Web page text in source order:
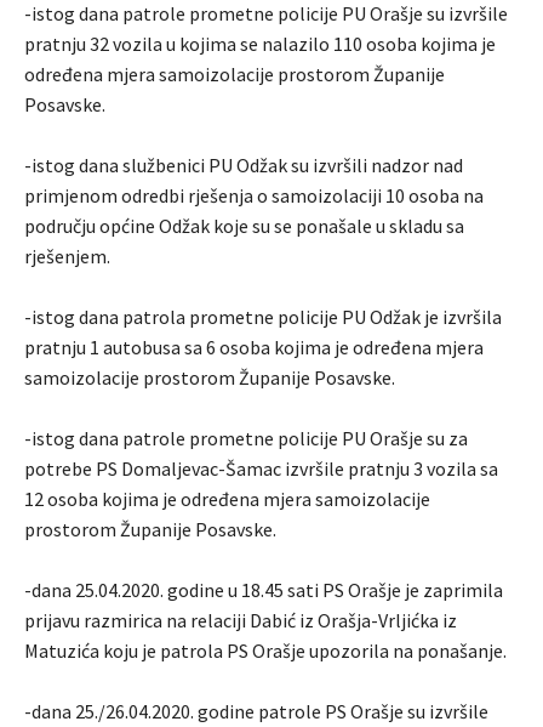
-istog dana patrole prometne policije PU Orašje su izvršile
pratnju 32 vozila u kojima se nalazilo 110 osoba kojima je
određena mjera samoizolacije prostorom Županije
Posavske.
-istog dana službenici PU Odžak su izvršili nadzor nad
primjenom odredbi rješenja o samoizolaciji 10 osoba na
području općine Odžak koje su se ponašale u skladu sa
rješenjem.
-istog dana patrola prometne policije PU Odžak je izvršila
pratnju 1 autobusa sa 6 osoba kojima je određena mjera
samoizolacije prostorom Županije Posavske.
-istog dana patrole prometne policije PU Orašje su za
potrebe PS Domaljevac-Šamac izvršile pratnju 3 vozila sa
12 osoba kojima je određena mjera samoizolacije
prostorom Županije Posavske.
-dana 25.04.2020. godine u 18.45 sati PS Orašje je zaprimila
prijavu razmirica na relaciji Dabić iz Orašja-Vrljićka iz
Matuzića koju je patrola PS Orašje upozorila na ponašanje.
-dana 25./26.04.2020. godine patrole PS Orašje su izvršile